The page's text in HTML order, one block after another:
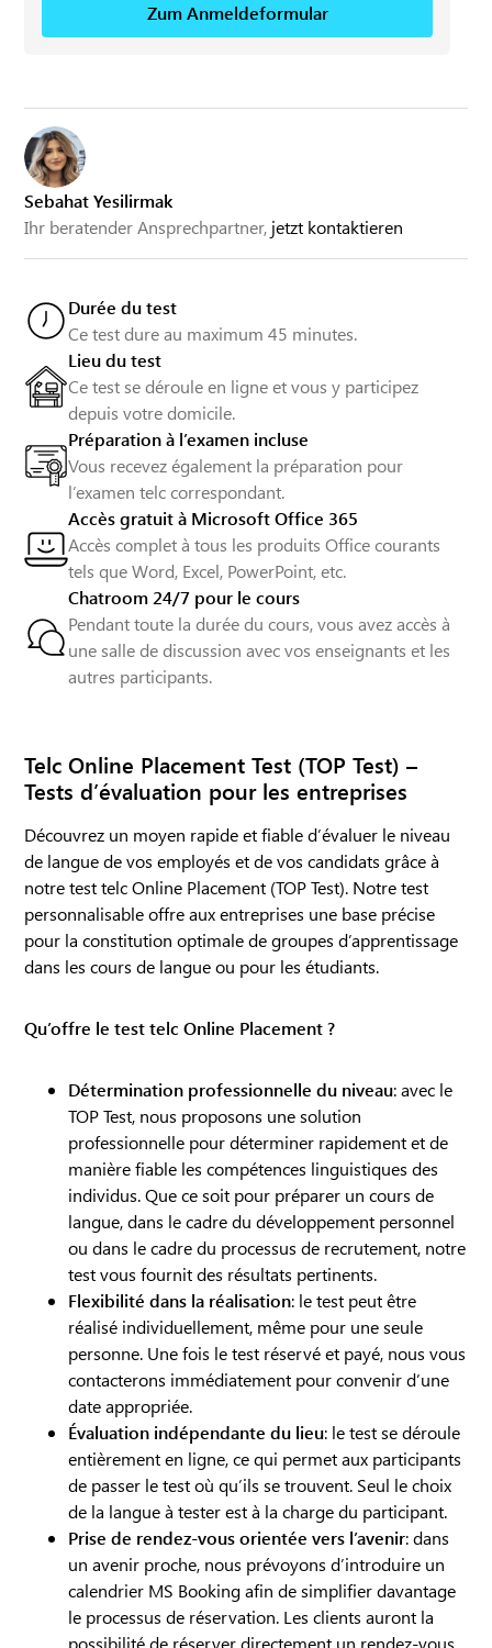
Sebahat Yesilirmak
Ihr beratender Ansprechpartner, jetzt kontaktieren
Durée du test
Ce test dure au maximum 45 minutes.
Lieu du test
Ce test se déroule en ligne et vous y participez
depuis votre domicile.
Préparation à l’examen incluse
Vous recevez également la préparation pour
l’examen telc correspondant.
Accès gratuit à Microsoft Office 365
Accès complet à tous les produits Office courants
tels que Word, Excel, PowerPoint, etc.
Chatroom 24/7 pour le cours
Pendant toute la durée du cours, vous avez accès à
une salle de discussion avec vos enseignants et les
autres participants.
Telc Online Placement Test (TOP Test) –
Tests d’évaluation pour les entreprises
Découvrez un moyen rapide et fiable d’évaluer le niveau
de langue de vos employés et de vos candidats grâce à
notre test telc Online Placement (TOP Test). Notre test
personnalisable offre aux entreprises une base précise
pour la constitution optimale de groupes d’apprentissage
dans les cours de langue ou pour les étudiants.
Qu’offre le test telc Online Placement ?
Détermination professionnelle du niveau: avec le
TOP Test, nous proposons une solution
professionnelle pour déterminer rapidement et de
manière fiable les compétences linguistiques des
individus. Que ce soit pour préparer un cours de
langue, dans le cadre du développement personnel
ou dans le cadre du processus de recrutement, notre
test vous fournit des résultats pertinents.
Flexibilité dans la réalisation: le test peut être
réalisé individuellement, même pour une seule
personne. Une fois le test réservé et payé, nous vous
contacterons immédiatement pour convenir d’une
date appropriée.
Évaluation indépendante du lieu: le test se déroule
entièrement en ligne, ce qui permet aux participants
de passer le test où qu’ils se trouvent. Seul le choix
de la langue à tester est à la charge du participant.
Prise de rendez-vous orientée vers l’avenir: dans
un avenir proche, nous prévoyons d’introduire un
calendrier MS Booking afin de simplifier davantage
le processus de réservation. Les clients auront la
possibilité de réserver directement un rendez-vous
Zum Anmeldeformular